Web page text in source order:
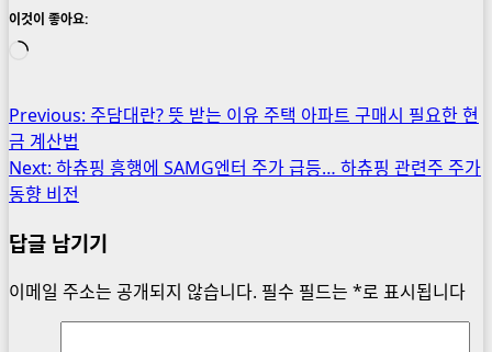
이것이 좋아요:
로
중...
Post
navigation
Previous: 주담대란? 뜻 받는 이유 주택 아파트 구매시 필요한 현
금 계산법
Next: 하츄핑 흥행에 SAMG엔터 주가 급등… 하츄핑 관련주 주가
동향 비전
답글 남기기
이메일 주소는 공개되지 않습니다. 필수 필드는 *로 표시됩니다